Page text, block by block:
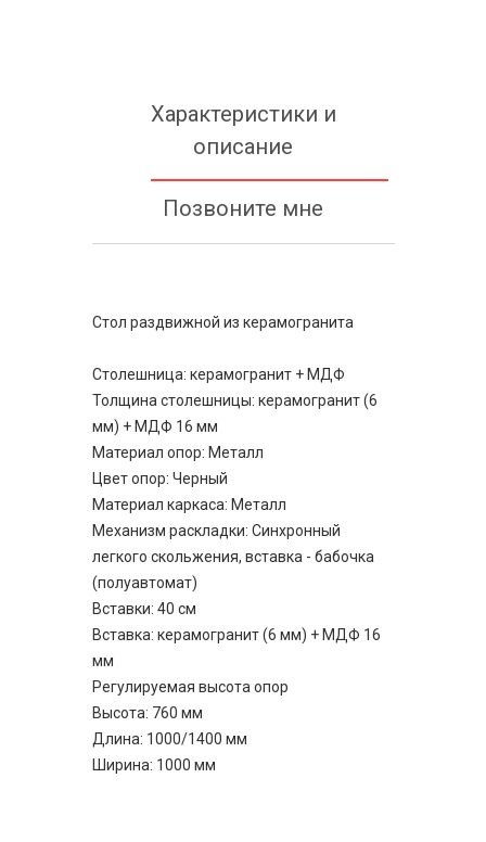
Характеристики и
описание
Позвоните мне
Стол раздвижной из керамогранита
Столешница: керамогранит + МДФ
Толщина столешницы: керамогранит (6
мм) + МДФ 16 мм
Материал опор: Металл
Цвет опор: Черный
Материал каркаса: Металл
Механизм раскладки: Синхронный
легкого скольжения, вставка - бабочка
(полуавтомат)
Вставки: 40 см
Вставка: керамогранит (6 мм) + МДФ 16
мм
Регулируемая высота опор
Высота: 760 мм
Длина: 1000/1400 мм
Ширина: 1000 мм